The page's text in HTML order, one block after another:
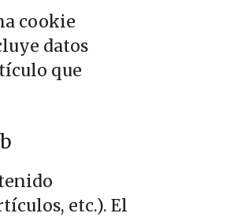
cookie
datos
que
etc.). El